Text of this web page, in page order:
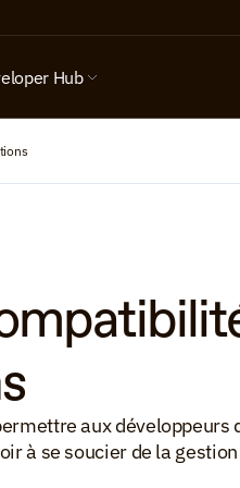
Hub
aux
à se soucier de la